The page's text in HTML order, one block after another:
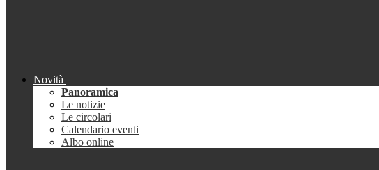
Novità
Panoramica
Le notizie
Le circolari
Calendario eventi
Albo online